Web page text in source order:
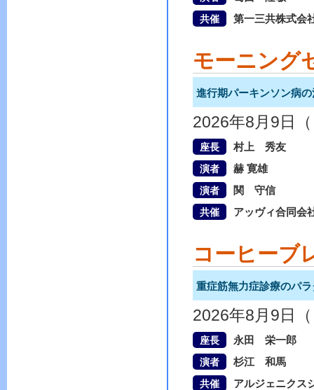
共催 第一三共株式会
モーニング
進行期パーキンソン病
2026年8月9日
座長 村上 秀友
演者 赫 寛雄
演者 関 守信
共催 アッヴィ合同会
コーヒーブ
重症筋無力症診療のパ
2026年8月9日
座長 永田 栄一郎
演者 杉江 和馬
共催 アルジェニクス